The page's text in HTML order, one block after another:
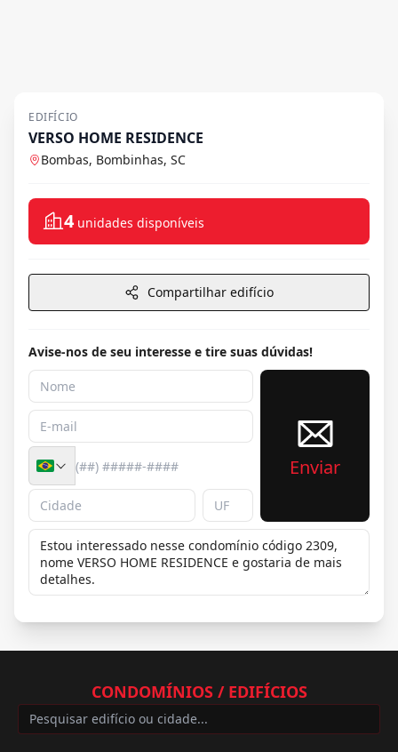
EDIFÍCIO
VERSO HOME RESIDENCE
Bombas, Bombinhas, SC
4 unidades disponíveis
Compartilhar edifício
Avise-nos de seu interesse e tire suas dúvidas!
Enviar
CONDOMÍNIOS / EDIFÍCIOS